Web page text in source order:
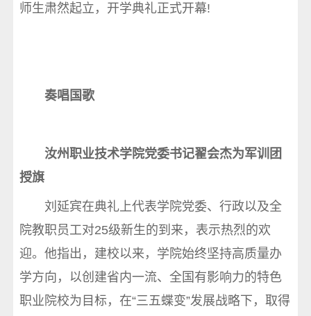
师生肃然起立，开学典礼正式开幕!
奏唱国歌
汝州职业技术学院党委书记翟会杰为军训团
授旗
刘延宾在典礼上代表学院党委、行政以及全
院教职员工对25级新生的到来，表示热烈的欢
迎。他指出，建校以来，学院始终坚持高质量办
学方向，以创建省内一流、全国有影响力的特色
职业院校为目标，在“三五蝶变”发展战略下，取得